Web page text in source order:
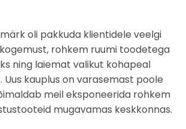
oli pakkuda klientidele veelgi
rohkem ruumi toodetega
ning laiemat valikut kohapeal
Uus kauplus on varasemast poole
meil eksponeerida rohkem
mugavamas keskkonnas.